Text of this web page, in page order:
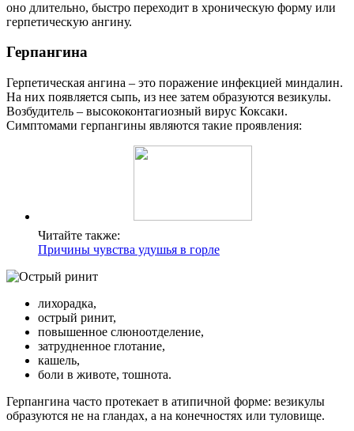
оно длительно, быстро переходит в хроническую форму или
герпетическую ангину.
Герпангина
Герпетическая ангина – это поражение инфекцией миндалин.
На них появляется сыпь, из нее затем образуются везикулы.
Возбудитель – высококонтагиозный вирус Коксаки.
Симптомами герпангины являются такие проявления:
Читайте также:
Причины чувства удушья в горле
лихорадка,
острый ринит,
повышенное слюноотделение,
затрудненное глотание,
кашель,
боли в животе, тошнота.
Герпангина часто протекает в атипичной форме: везикулы
образуются не на гландах, а на конечностях или туловище.